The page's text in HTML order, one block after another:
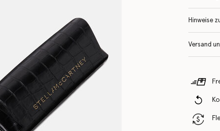
Hinweise
Versand